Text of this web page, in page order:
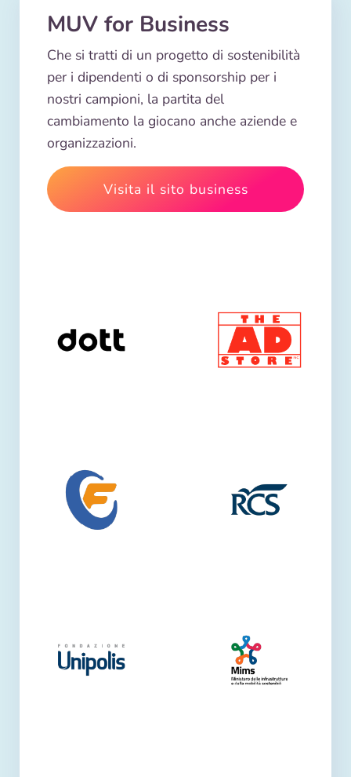
MUV for Business
Che si tratti di un progetto di sostenibilità
per i dipendenti o di sponsorship per i
nostri campioni, la partita del
cambiamento la giocano anche aziende e
organizzazioni.
Visita il sito business